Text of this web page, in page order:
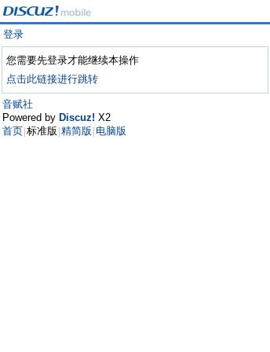
登录
您需要先登录才能继续本操作
点击此链接进行跳转
音赋社
Powered by Discuz! X2
首页 标准版 精简版 电脑版